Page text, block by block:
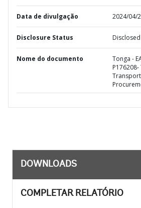
Data de divulgação 2024/04/
Disclosure Status Disclosed
Nome do documento
Tonga -
DOWNLOADS
COMPLETAR RELATÓRIO